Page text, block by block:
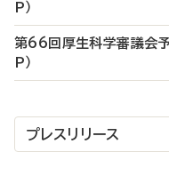
P）
第66回厚生科学審議会予
P）
プレスリリース